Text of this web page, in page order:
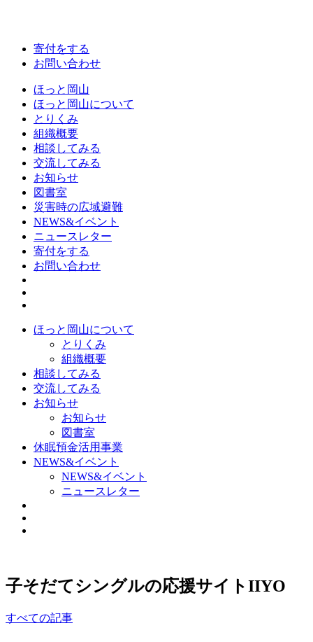
寄付をする
お問い合わせ
ほっと岡山
ほっと岡山について
とりくみ
組織概要
相談してみる
交流してみる
お知らせ
図書室
災害時の広域避難
NEWS&イベント
ニュースレター
寄付をする
お問い合わせ
ほっと岡山について
とりくみ
組織概要
相談してみる
交流してみる
お知らせ
お知らせ
図書室
休眠預金活用事業
NEWS&イベント
NEWS&イベント
ニュースレター
子そだてシングルの応援サイトIIYO
すべての記事